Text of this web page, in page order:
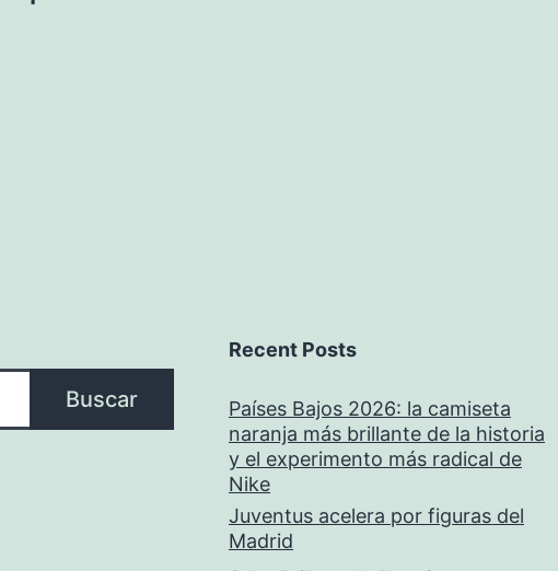
Buscar
Recent Posts
Países Bajos 2026: la camiseta
naranja más brillante de la historia
y el experimento más radical de
Nike
Juventus acelera por figuras del
Madrid